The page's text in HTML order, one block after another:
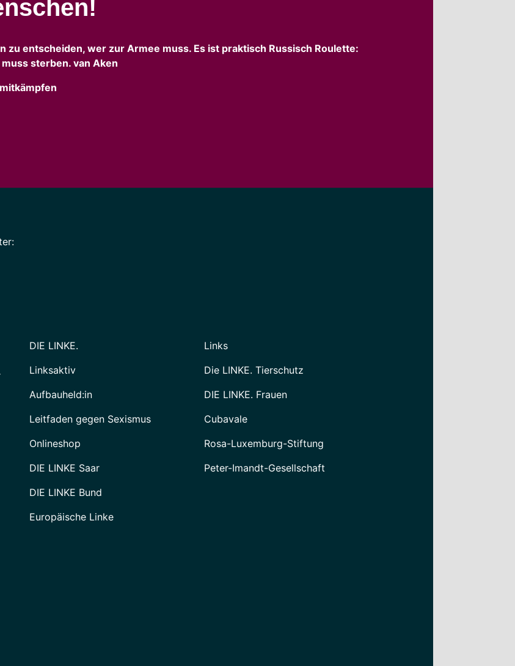
zu entscheiden, wer zur Armee muss. Es ist praktisch Russisch Roulette:
sterben. van Aken
DIE LINKE.
Linksaktiv
Aufbauheld:in
Leitfaden gegen Sexismus
Onlineshop
DIE LINKE Saar
DIE LINKE Bund
Europäische Linke
Links
Die LINKE. Tierschutz
DIE LINKE. Frauen
Cubavale
Rosa-Luxemburg-Stiftung
Peter-Imandt-Gesellschaft